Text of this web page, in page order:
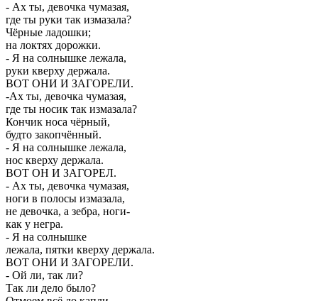
- Ах ты, девочка чумазая,
где ты руки так измазала?
Чёрные ладошки;
на локтях­ дорожки.
- Я на солнышке лежала,
руки кверху держала.
ВОТ ОНИ И ЗАГОРЕЛИ.
-Ах ты, девочка чумазая,
где ты носик так измазала?
Кончик носа чёрный,
будто закопчённый.
- Я на солнышке лежала,
нос кверху держала.
ВОТ ОН И ЗАГОРЕЛ.
- Ах ты, девочка чумазая,
ноги в полосы измазала,
не девочка, а зебра, ноги-
как у негра.
- Я на солнышке
лежала, пятки кверху держала.
ВОТ ОНИ И ЗАГОРЕЛИ.
- Ой ли, так ли?
Так ли дело было?